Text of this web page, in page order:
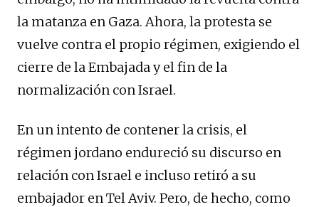
la matanza en Gaza. Ahora, la protesta se
vuelve contra el propio régimen, exigiendo el
cierre de la Embajada y el fin de la
normalización con Israel.
En un intento de contener la crisis, el
régimen jordano endureció su discurso en
relación con Israel e incluso retiró a su
embajador en Tel Aviv. Pero, de hecho, como